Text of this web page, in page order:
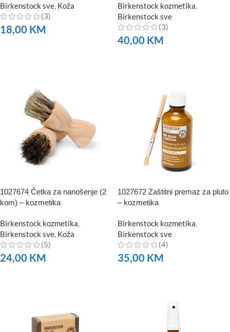
Birkenstock sve Koža
(3)
18,00 KM
Birkenstock kozmetika
Birkenstock sve
(3)
40,00 KM
1027674 Četka za nanošenje (2
kom) – kozmetika
Birkenstock kozmetika
Birkenstock sve Koža
(5)
24,00 KM
1027672 Zaštitni premaz za pluto
– kozmetika
Birkenstock kozmetika
Birkenstock sve
(4)
35,00 KM